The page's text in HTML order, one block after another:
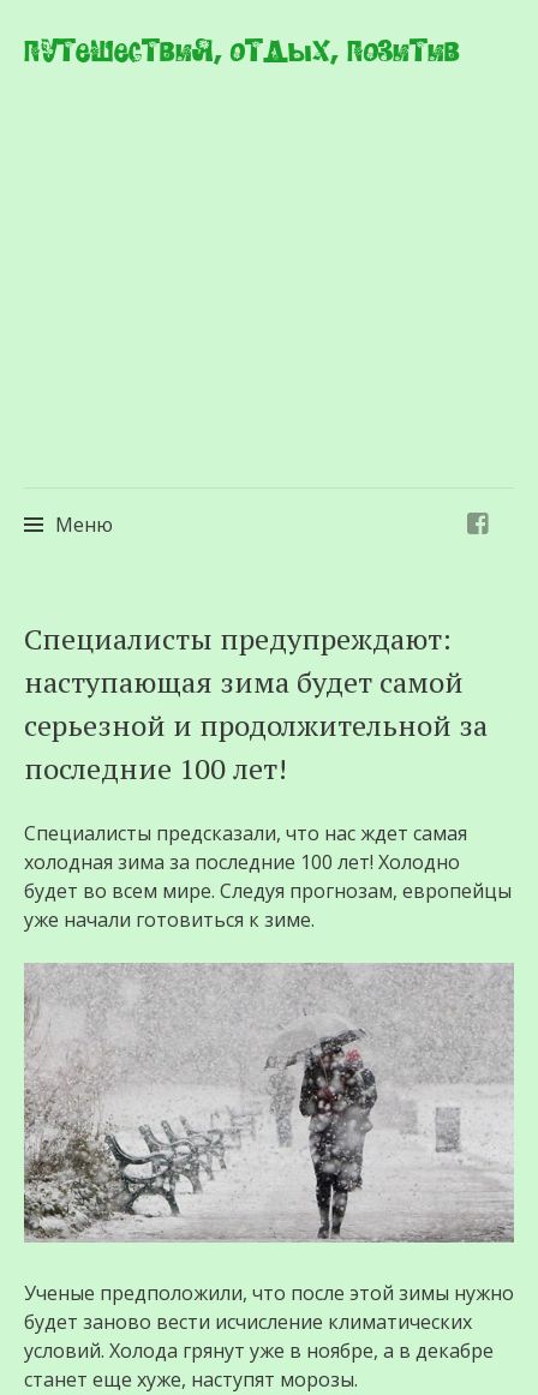
Путешествия, отдых, позитив
Меню
к
содержимому
Специалисты предупреждают:
наступающая зима будет самой
серьезной и продолжительной за
последние 100 лет!
Специалисты предсказали, что нас ждет самая
холодная зима за последние 100 лет! Холодно
будет во всем мире. Следуя прогнозам, европейцы
уже начали готовиться к зиме.
Ученые предположили, что после этой зимы нужно
будет заново вести исчисление климатических
условий. Холода грянут уже в ноябре, а в декабре
станет еще хуже, наступят морозы.